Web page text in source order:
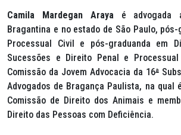
Camila Mardegan Arayaé advogada
Bragantina e no estado de São Paulo,
Processual Civil e pós-graduanda em
Sucessões e Direito Penal e
Comissão da Jovem Advocacia da 16ª
Advogados de Bragança Paulista, na qual
Comissão de Direito dos Animais e
Direito das Pessoas com Deficiência.